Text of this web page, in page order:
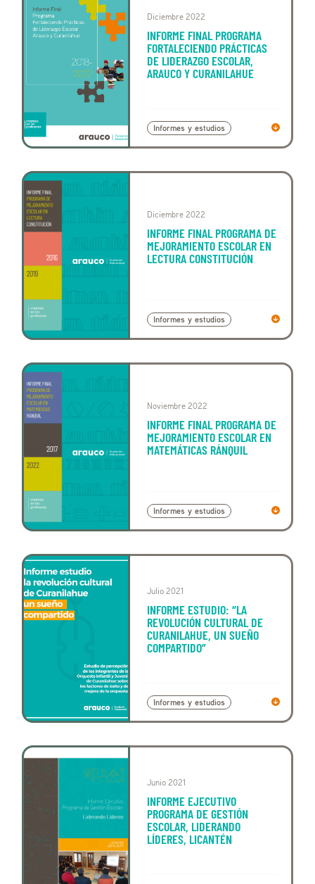
Diciembre 2022
INFORME FINAL PROGRAMA
FORTALECIENDO PRÁCTICAS
DE LIDERAZGO ESCOLAR,
ARAUCO Y CURANILAHUE
Informes y estudios
Diciembre 2022
INFORME FINAL PROGRAMA DE
MEJORAMIENTO ESCOLAR EN
LECTURA CONSTITUCIÓN
Informes y estudios
Noviembre 2022
INFORME FINAL PROGRAMA DE
MEJORAMIENTO ESCOLAR EN
MATEMÁTICAS RÁNQUIL
Informes y estudios
Julio 2021
INFORME ESTUDIO: “LA
REVOLUCIÓN CULTURAL DE
CURANILAHUE, UN SUEÑO
COMPARTIDO”
Informes y estudios
Junio 2021
INFORME EJECUTIVO
PROGRAMA DE GESTIÓN
ESCOLAR, LIDERANDO
LÍDERES, LICANTÉN